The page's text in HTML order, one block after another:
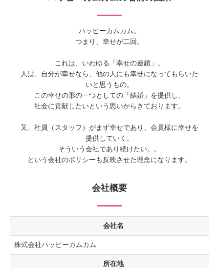
ハッピーカムカム。
つまり、幸せが二回。
これは、いわゆる「幸せの連鎖」。
人は、自分が幸せなら、他の人にも幸せになってもらいた
いと思うもの。
この幸せの形の一つとしての「結婚」を提供し、
社会に貢献したいという思いからきております。
又、社員（スタッフ）がまず幸せであり、会員様に幸せを
提供していく。
そういう会社であり続けたい。。
という会社のポリシーも反映させた理念になります。
会社概要
会社名
株式会社ハッピーカムカム
所在地